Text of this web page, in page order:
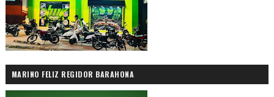
MARINO FELIZ REGIDOR BARAHONA